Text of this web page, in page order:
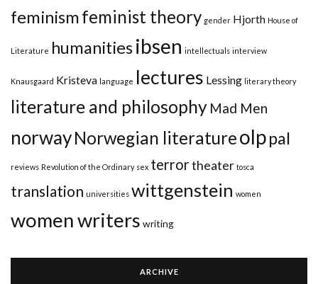
feminismfeminist theory gender Hjorth House of
Literature humanitiesibsen intellectuals interview
Knausgaard Kristeva language lectures Lessing literary theory
literature and philosophy Mad Men
norwayNorwegian literatureolppal
reviews Revolution of the Ordinary sex terrortheater tosca
translation universities wittgenstein women
women writers writing
ARCHIVE